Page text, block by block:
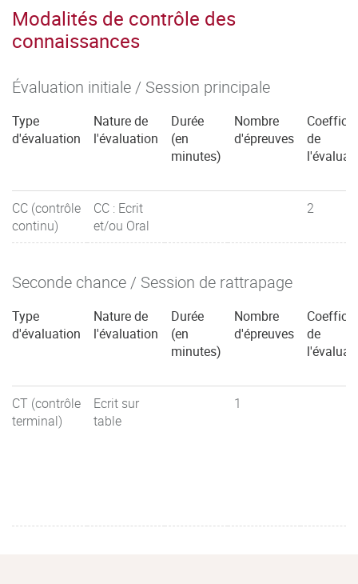
Modalités de contrôle des
connaissances
Évaluation initiale / Session principale
Type
d'évaluation
Nature de
l'évaluation
Durée
(en
minutes)
Nombre
d'épreuves
de
CC (contrôle
continu)
CC : Ecrit
et/ou Oral
2
Seconde chance / Session de rattrapage
Type
d'évaluation
Nature de
l'évaluation
Durée
(en
minutes)
Nombre
d'épreuves
de
CT (contrôle
terminal)
Ecrit sur
table
1